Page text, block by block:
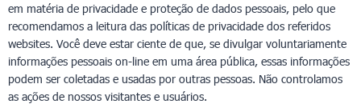
em matéria de privacidade e proteção de dados pessoais, pelo que
recomendamos a leitura das políticas de privacidade dos referidos
websites. Você deve estar ciente de que, se divulgar voluntariamente
informações pessoais on-line em uma área pública, essas informações
podem ser coletadas e usadas por outras pessoas. Não controlamos
as ações de nossos visitantes e usuários.